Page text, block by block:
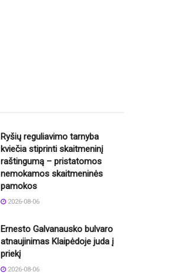
Ryšių reguliavimo tarnyba
kviečia stiprinti skaitmeninį
raštingumą – pristatomos
nemokamos skaitmeninės
pamokos
2026-08-06
Ernesto Galvanausko bulvaro
atnaujinimas Klaipėdoje juda į
priekį
2026-08-06